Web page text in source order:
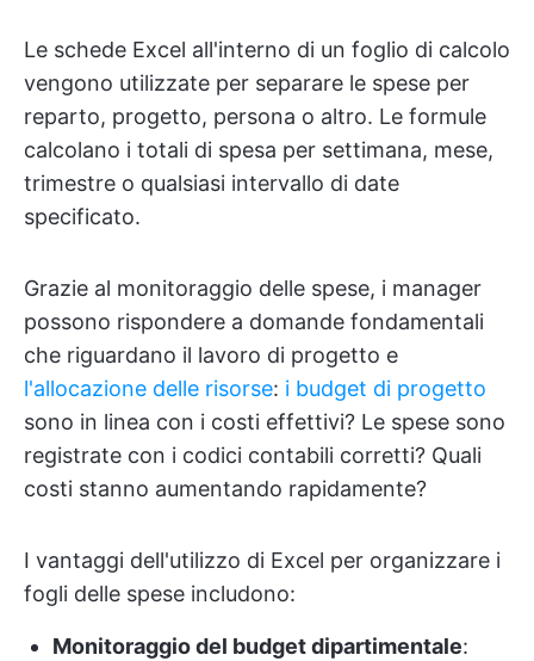
Le schede Excel all'interno di un foglio di calcolo
vengono utilizzate per separare le spese per
reparto, progetto, persona o altro. Le formule
calcolano i totali di spesa per settimana, mese,
trimestre o qualsiasi intervallo di date
specificato.
Grazie al monitoraggio delle spese, i manager
possono rispondere a domande fondamentali
che riguardano il lavoro di progetto e
l'allocazione delle risorse: i budget di progetto
sono in linea con i costi effettivi? Le spese sono
registrate con i codici contabili corretti? Quali
costi stanno aumentando rapidamente?
I vantaggi dell'utilizzo di Excel per organizzare i
fogli delle spese includono:
Monitoraggio del budget dipartimentale: